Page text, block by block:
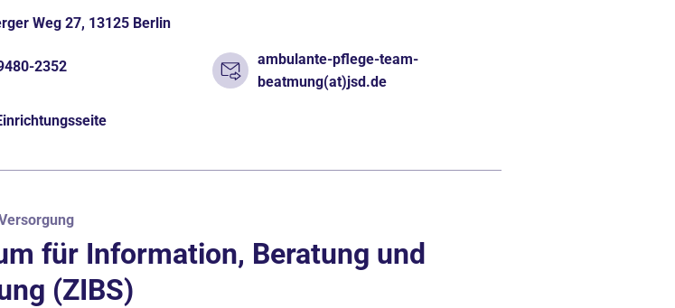
Weg 27, 13125 Berlin
2352
ambulante-pflege-team-
beatmung(at)jsd.de
für Information, Beratung und
(ZIBS)